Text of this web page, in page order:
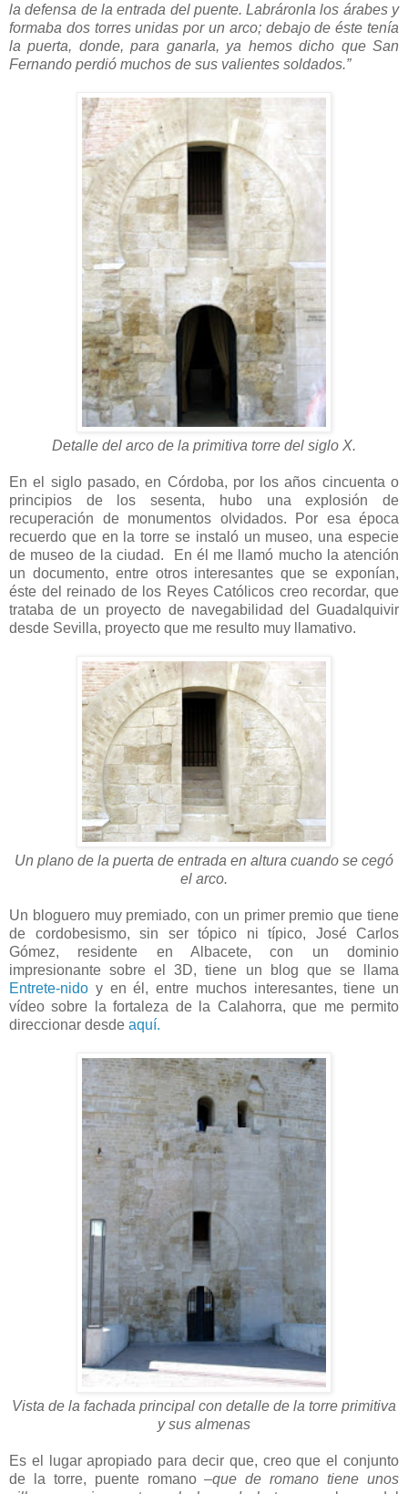
la defensa de la entrada del puente. Labráronla los árabes y
formaba dos torres unidas por un arco; debajo de éste tenía
la puerta, donde, para ganarla, ya hemos dicho que San
Fernando perdió muchos de sus valientes soldados.”
Detalle del arco de la primitiva torre del siglo X.
En el siglo pasado, en Córdoba, por los años cincuenta o
principios de los sesenta, hubo una explosión de
recuperación de monumentos olvidados. Por esa época
recuerdo que en la torre se instaló un museo, una especie
de museo de la ciudad. En él me llamó mucho la atención
un documento, entre otros interesantes que se exponían,
éste del reinado de los Reyes Católicos creo recordar, que
trataba de un proyecto de navegabilidad del Guadalquivir
desde Sevilla, proyecto que me resulto muy llamativo.
Un plano de la puerta de entrada en altura cuando se cegó
el arco.
Un bloguero muy premiado, con un primer premio que tiene
de cordobesismo, sin ser tópico ni típico, José Carlos
Gómez, residente en Albacete, con un dominio
impresionante sobre el 3D, tiene un blog que se llama
Entrete-nido y en él, entre muchos interesantes, tiene un
vídeo sobre la fortaleza de la Calahorra, que me permito
direccionar desde aquí.
Vista de la fachada principal con detalle de la torre primitiva
y sus almenas
Es el lugar apropiado para decir que, creo que el conjunto
de la torre, puente romano–que de romano tiene unos